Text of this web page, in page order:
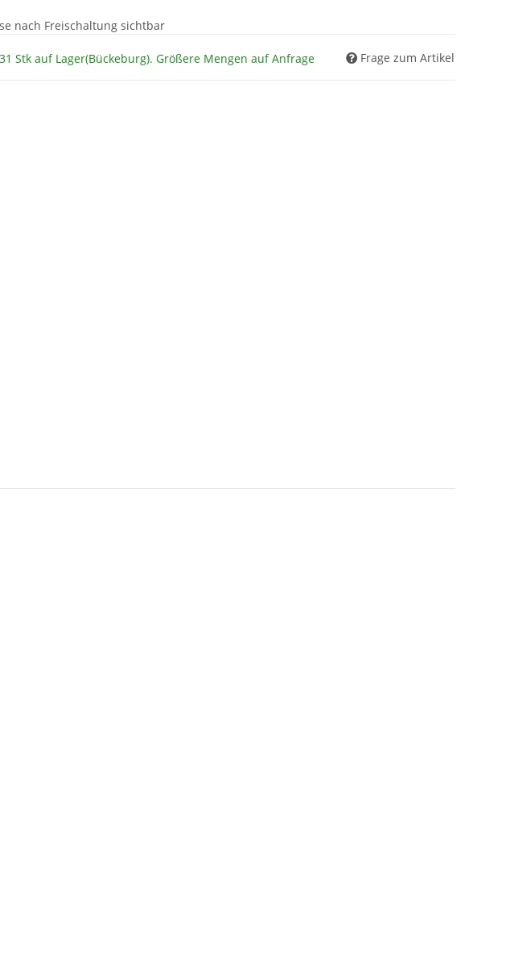
nach Freischaltung sichtbar
31 Stk auf Lager(Bückeburg). Größere Mengen auf Anfrage Frage zum Artikel